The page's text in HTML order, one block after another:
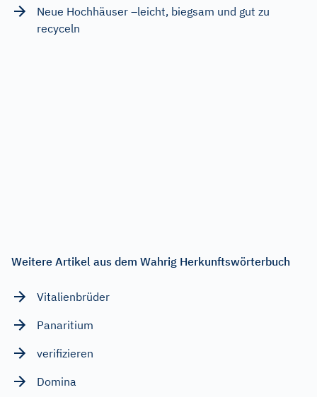
Neue Hochhäuser –leicht, biegsam und gut zu
recyceln
Weitere Artikel aus dem Wahrig Herkunftswörterbuch
Vitalienbrüder
Panaritium
verifizieren
Domina